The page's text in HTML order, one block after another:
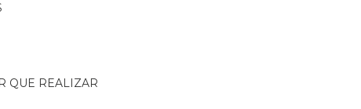
QUE REALIZAR